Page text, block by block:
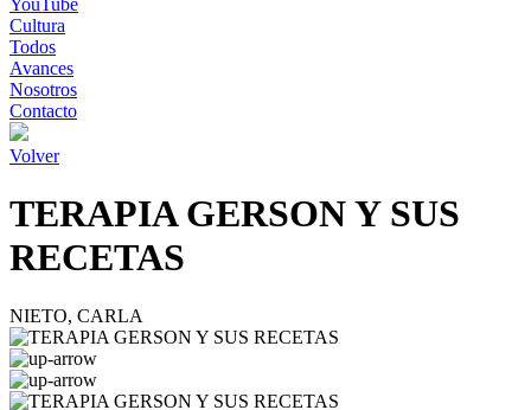
YouTube
Cultura
Todos
Avances
Nosotros
Contacto
Volver
TERAPIA GERSON Y SUS
RECETAS
NIETO, CARLA